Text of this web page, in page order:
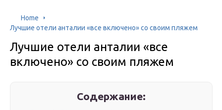
Home
Лучшие отели анталии «все включено» со своим пляжем
Лучшие отели анталии «все
включено» со своим пляжем
Содержание: